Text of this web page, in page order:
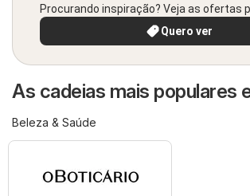
Procurando inspiração? Veja as ofertas
Quero ver
As cadeias mais populares
Beleza & Saúde